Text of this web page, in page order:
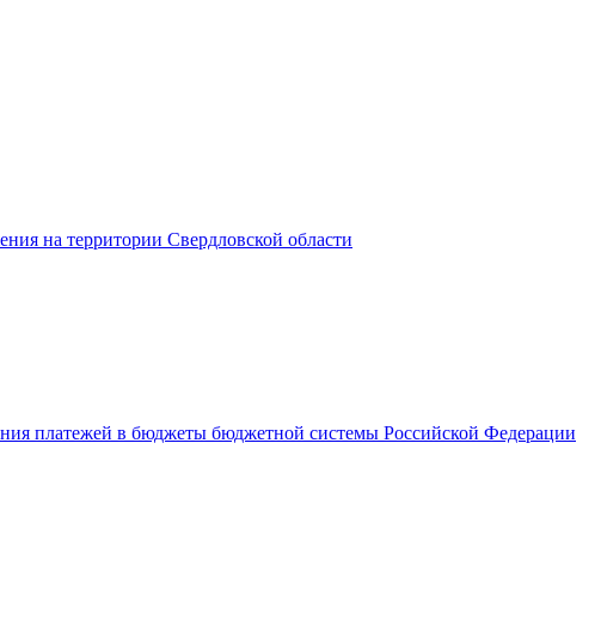
на территории Свердловской области
платежей в бюджеты бюджетной системы Российской Федерации